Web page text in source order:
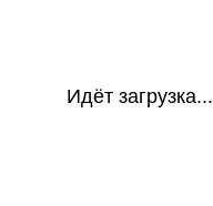
Идёт загрузка...